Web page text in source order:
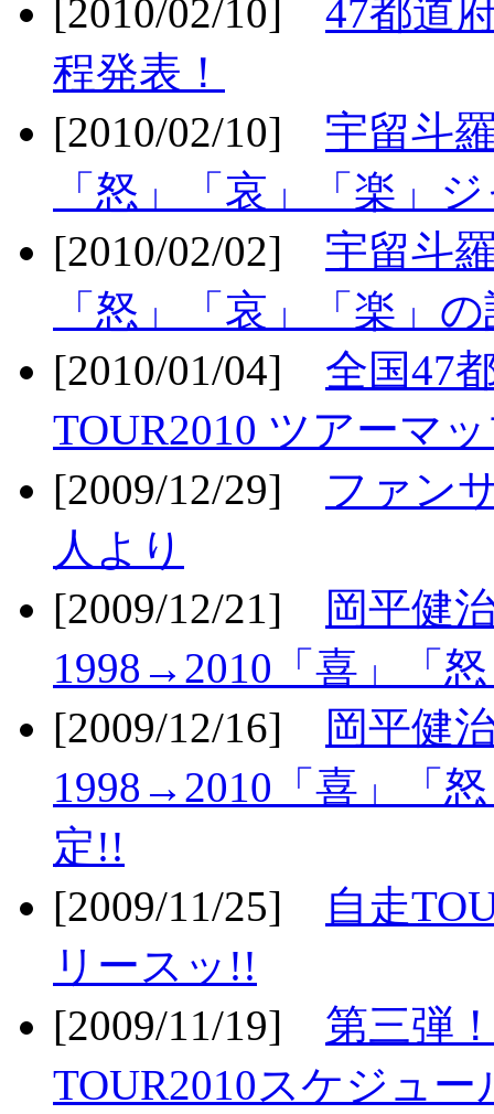
[2010/02/10] 47都道
程発表！
[2010/02/10] 宇留斗
「怒」「哀」「楽」
[2010/02/02] 宇留斗
「怒」「哀」「楽」
[2010/01/04] 全国47
TOUR2010 ツアーマ
[2009/12/29] ファン
人より
[2009/12/21]
岡平健
1998→2010「喜」「
[2009/12/16]
岡平健
1998→2010「喜」「
定!!
[2009/11/25]
自走
リースッ!!
[2009/11/19] 第三弾
TOUR2010スケジュー